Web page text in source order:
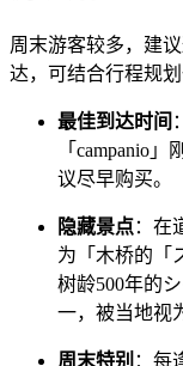
周末游客较多，建
达，可结合行程规划
最佳到达时间
「campanio
议尽早购买。
隐藏景点：在
为「木桥的「
树龄500年的
一，被当地视
周末特别 ：每